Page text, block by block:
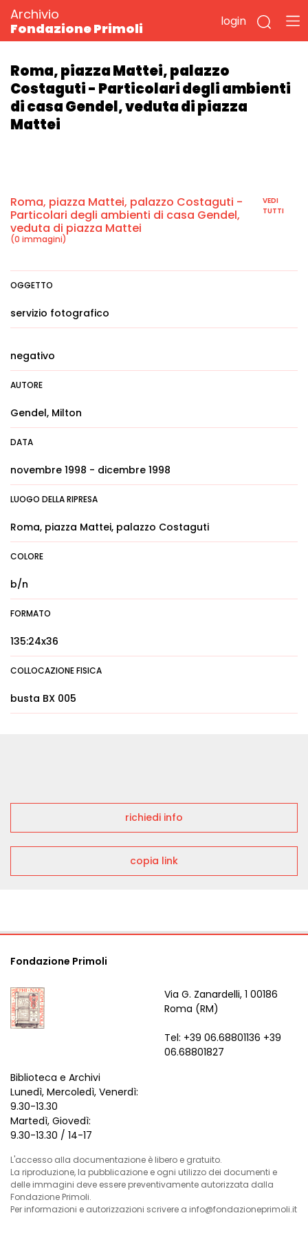
Archivio
Fondazione Primoli
login
Roma, piazza Mattei, palazzo
Costaguti - Particolari degli ambienti
di casa Gendel, veduta di piazza
Mattei
Roma, piazza Mattei, palazzo Costaguti -
Particolari degli ambienti di casa Gendel,
veduta di piazza Mattei
(0 immagini)
VEDI
TUTTI
OGGETTO
servizio fotografico
negativo
AUTORE
Gendel, Milton
DATA
novembre 1998 - dicembre 1998
LUOGO DELLA RIPRESA
Roma, piazza Mattei, palazzo Costaguti
COLORE
b/n
FORMATO
135:24x36
COLLOCAZIONE FISICA
busta BX 005
richiedi info
copia link
Fondazione Primoli
Via G. Zanardelli, 1 00186
Roma (RM)
Tel: +39 06.68801136 +39
06.68801827
Biblioteca e Archivi
Lunedì, Mercoledì, Venerdì:
9.30-13.30
Martedì, Giovedì:
9.30-13.30 / 14-17
L'accesso alla documentazione è libero e gratuito.
La riproduzione, la pubblicazione e ogni utilizzo dei documenti e
delle immagini deve essere preventivamente autorizzata dalla
Fondazione Primoli.
Per informazioni e autorizzazioni scrivere a info@fondazioneprimoli.it